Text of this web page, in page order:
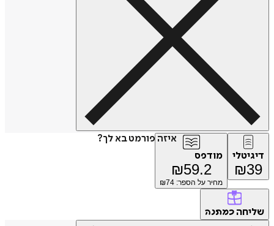
איזה פורמט בא לך?
דיגיטלי
₪39
מודפס
₪59.2
מחיר על הספר: ₪ 74
שליחה כמתנה